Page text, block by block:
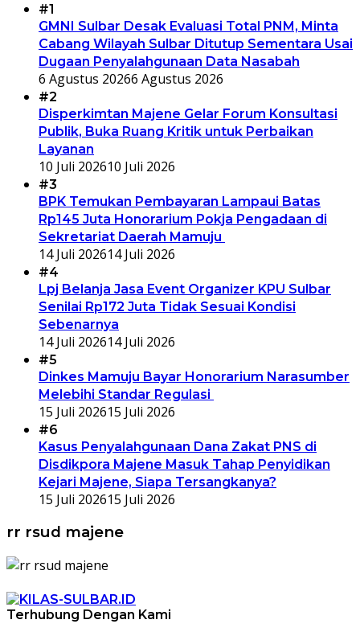
#1
GMNI Sulbar Desak Evaluasi Total PNM, Minta
Cabang Wilayah Sulbar Ditutup Sementara Usai
Dugaan Penyalahgunaan Data Nasabah
6 Agustus 20266 Agustus 2026
#2
Disperkimtan Majene Gelar Forum Konsultasi
Publik, Buka Ruang Kritik untuk Perbaikan
Layanan
10 Juli 202610 Juli 2026
#3
BPK Temukan Pembayaran Lampaui Batas
Rp145 Juta Honorarium Pokja Pengadaan di
Sekretariat Daerah Mamuju
14 Juli 202614 Juli 2026
#4
Lpj Belanja Jasa Event Organizer KPU Sulbar
Senilai Rp172 Juta Tidak Sesuai Kondisi
Sebenarnya
14 Juli 202614 Juli 2026
#5
Dinkes Mamuju Bayar Honorarium Narasumber
Melebihi Standar Regulasi
15 Juli 202615 Juli 2026
#6
Kasus Penyalahgunaan Dana Zakat PNS di
Disdikpora Majene Masuk Tahap Penyidikan
Kejari Majene, Siapa Tersangkanya?
15 Juli 202615 Juli 2026
rr rsud majene
Terhubung Dengan Kami